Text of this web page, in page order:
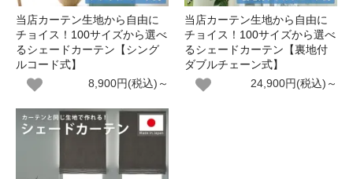
当店カーテン生地から自由に
チョイス！100サイズから選べ
るシェードカーテン【シング
ルコード式】
8,900円(税込)～
当店カーテン生地から自由に
チョイス！100サイズから選べ
るシェードカーテン【裏地付
ダブルチェーン式】
24,900円(税込)～